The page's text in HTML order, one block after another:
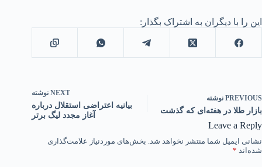
این را با دیگران به اشتراک بگذار:
PREVIOUS نوشته
بازار طلا در هفته‌ای که گذشت
NEXT نوشته
بیانیه اعتراضی استقلال درباره
آغاز مجدد لیگ برتر
Leave a Reply
نشانی ایمیل شما منتشر نخواهد شد. بخش‌های موردنیاز علامت‌گذاری
شده‌اند *